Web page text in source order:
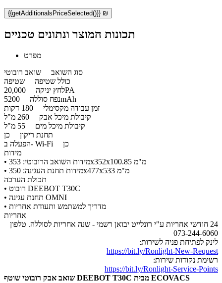
{{getAdditionalsPriceSelected()}} ₪
תכונות המוצר ונתונים טכניים
מפרט
סוג השואב שואב רובוטי
כולל שטיפה שטיפה
לחץ יניקה20,000PA
נפח סוללה5200mAh
זמן עבודה מקסימלי
קיבולת מיכל אבק
קיבולת מיכל מים
תחנת ריקון כן
הפעלה ב- Wi-Fi
כן
מידות
• מידות השואב הרובוטי: 353x352x100.85 מ"מ
​• מידות תחנת העגינה: 350x477x533 מ"מ
תכולת הערכה
•
רובוט DEEBOT T30C
•
תחנת עגינה OMNI
• מדריך למשתמש ותעודת אחריות
אחריות
24 חודשי אחריות ע"י רונלייט יבואן רשמי - שנה אחריות לסוללה. טלפון
073-244-6060
לינק לפתיחת פניה לשירות:
https://bit.ly/Ronlight-New-Request
רשימת נקודות שירות:
https://bit.ly/Ronlight-Service-Points
שואב אבק רובוטי שוטף DEEBOT T30C מבית ECOVACS